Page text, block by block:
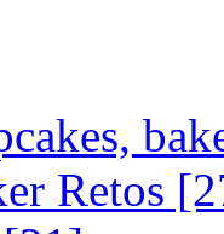
Retos